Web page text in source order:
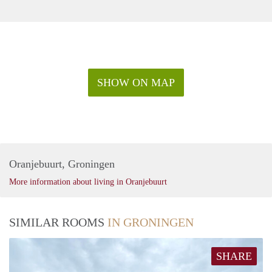
SHOW ON MAP
Oranjebuurt, Groningen
More information about living in Oranjebuurt
SIMILAR ROOMS IN GRONINGEN
SHARE